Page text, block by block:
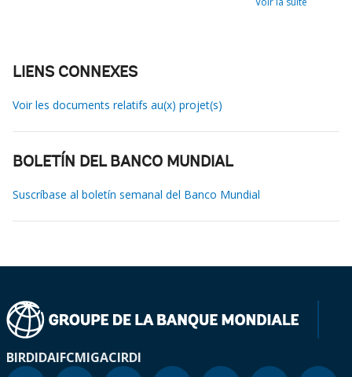
LIENS CONNEXES
Voir les documents relatifs au(x) projet(s)
BOLETÍN DEL BANCO MUNDIAL
Suscríbase al boletín semanal del Banco Mundial
BIRDIDAIFCMIGACIRDI